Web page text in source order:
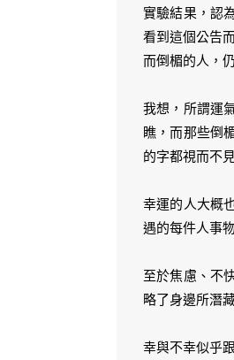
實驗結果，認
看到這個公告
而倒楣的人，
我想，所謂運
瞧，而那些倒
的字都視而不
幸運的人大概
遇的每件人事
至於焦慮、不
略了身邊所潛
幸與不幸似乎